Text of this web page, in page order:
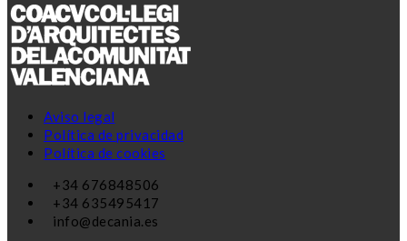
Aviso legal
Política de privacidad
Política de cookies
+34 676848506
+34 635495417
info@decania.es